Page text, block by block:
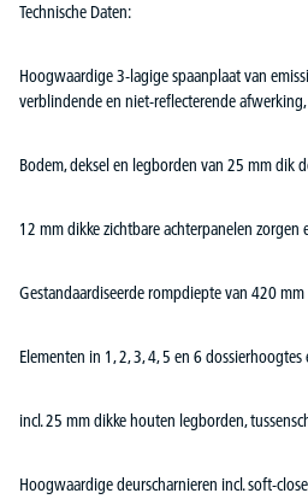
Technische Daten:
Hoogwaardige 3-lagige spaanplaat van
verblindende en niet-reflecterende
Bodem, deksel en legborden van 25 mm dik
12 mm dikke zichtbare achterpanelen zorgen
Gestandaardiseerde rompdiepte van 420 mm
Elementen in 1, 2, 3, 4, 5 en 6
incl. 25 mm dikke houten legborden,
Hoogwaardige deurscharnieren incl. soft-